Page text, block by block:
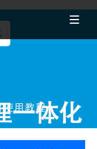
使用教程